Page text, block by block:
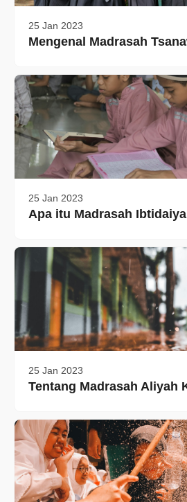
25 Jan 2023
Mengenal Madrasah
25 Jan 2023
Apa itu Madrasah
25 Jan 2023
Tentang Madrasah Aliyah